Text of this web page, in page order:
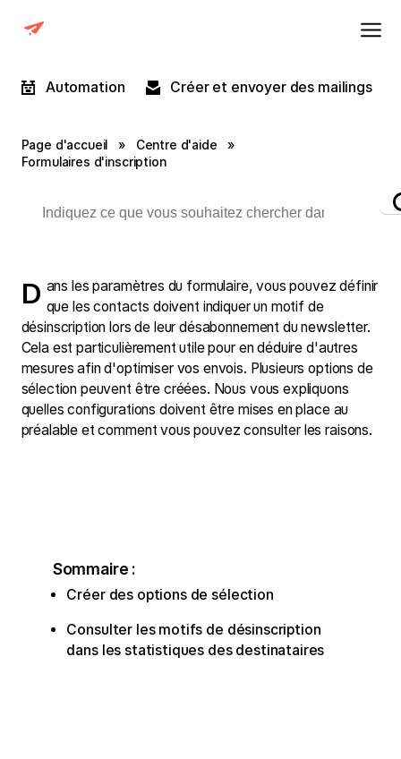
Automation Créer et envoyer des mailings
Page d'accueil » Centre d'aide
»
Formulaires d'inscription
Dans les paramètres du formulaire, vous pouvez définir que les contacts doivent indiquer un motif de
désinscription lors de leur désabonnement du newsletter.
Cela est particulièrement utile pour en déduire d'autres
mesures afin d'optimiser vos envois. Plusieurs options de
sélection peuvent être créées. Nous vous expliquons
quelles configurations doivent être mises en place au
préalable et comment vous pouvez consulter les raisons.
Sommaire :
Créer des options de sélection
Consulter les motifs de désinscription
dans les statistiques des destinataires